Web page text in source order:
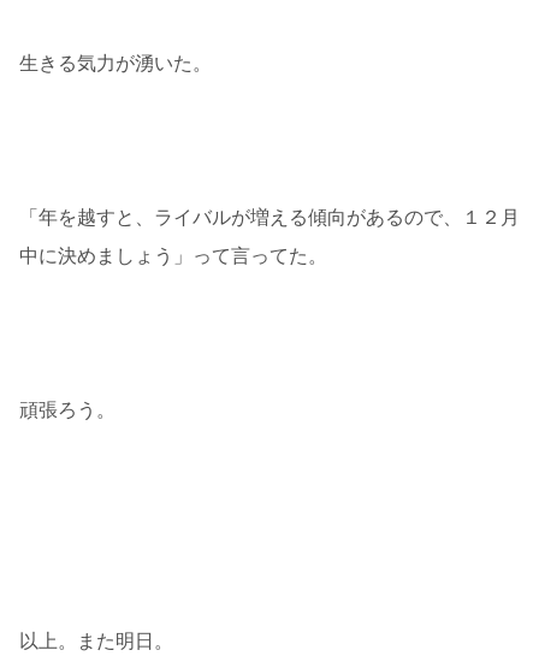
生きる気力が湧いた。
「年を越すと、ライバルが増える傾向があるので、１２月
中に決めましょう」って言ってた。
頑張ろう。
以上。また明日。